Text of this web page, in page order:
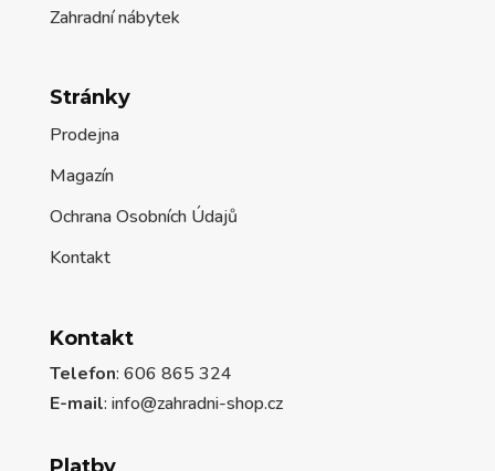
Zahradní nábytek
Stránky
Prodejna
Magazín
Ochrana Osobních Údajů
Kontakt
Kontakt
Telefon: 606 865 324
E-mail: info@zahradni-shop.cz